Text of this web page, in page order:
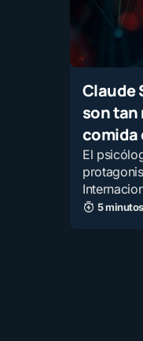
Claude
son tan
comida
El
5